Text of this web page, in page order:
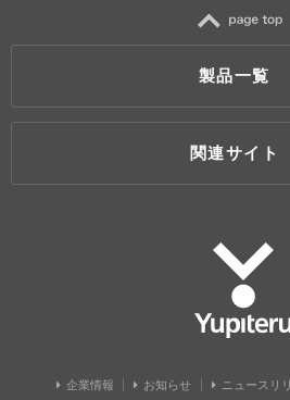
製品一覧
Super Cat Zseries(スーパーキャットゼ
安全運転支援機器
関連サイト
企業情報 お知らせ ニュースリ